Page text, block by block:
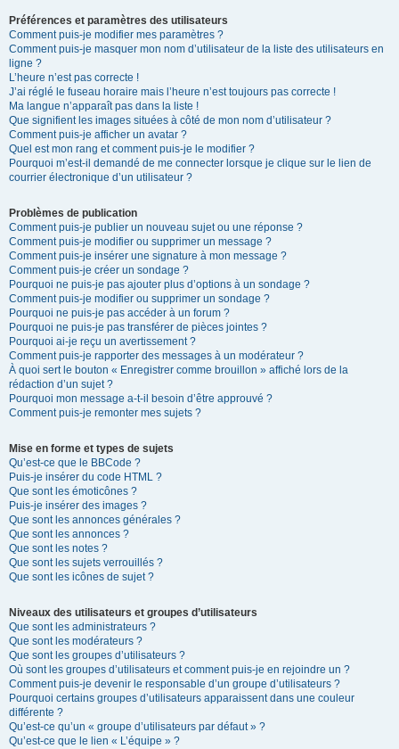
Préférences et paramètres des utilisateurs
Comment puis-je modifier mes paramètres ?
Comment puis-je masquer mon nom d’utilisateur de la liste des utilisateurs en
ligne ?
L’heure n’est pas correcte !
J’ai réglé le fuseau horaire mais l’heure n’est toujours pas correcte !
Ma langue n’apparaît pas dans la liste !
Que signifient les images situées à côté de mon nom d’utilisateur ?
Comment puis-je afficher un avatar ?
Quel est mon rang et comment puis-je le modifier ?
Pourquoi m’est-il demandé de me connecter lorsque je clique sur le lien de
courrier électronique d’un utilisateur ?
Problèmes de publication
Comment puis-je publier un nouveau sujet ou une réponse ?
Comment puis-je modifier ou supprimer un message ?
Comment puis-je insérer une signature à mon message ?
Comment puis-je créer un sondage ?
Pourquoi ne puis-je pas ajouter plus d’options à un sondage ?
Comment puis-je modifier ou supprimer un sondage ?
Pourquoi ne puis-je pas accéder à un forum ?
Pourquoi ne puis-je pas transférer de pièces jointes ?
Pourquoi ai-je reçu un avertissement ?
Comment puis-je rapporter des messages à un modérateur ?
À quoi sert le bouton « Enregistrer comme brouillon » affiché lors de la
rédaction d’un sujet ?
Pourquoi mon message a-t-il besoin d’être approuvé ?
Comment puis-je remonter mes sujets ?
Mise en forme et types de sujets
Qu’est-ce que le BBCode ?
Puis-je insérer du code HTML ?
Que sont les émoticônes ?
Puis-je insérer des images ?
Que sont les annonces générales ?
Que sont les annonces ?
Que sont les notes ?
Que sont les sujets verrouillés ?
Que sont les icônes de sujet ?
Niveaux des utilisateurs et groupes d’utilisateurs
Que sont les administrateurs ?
Que sont les modérateurs ?
Que sont les groupes d’utilisateurs ?
Où sont les groupes d’utilisateurs et comment puis-je en rejoindre un ?
Comment puis-je devenir le responsable d’un groupe d’utilisateurs ?
Pourquoi certains groupes d’utilisateurs apparaissent dans une couleur
différente ?
Qu’est-ce qu’un « groupe d’utilisateurs par défaut » ?
Qu’est-ce que le lien « L’équipe » ?